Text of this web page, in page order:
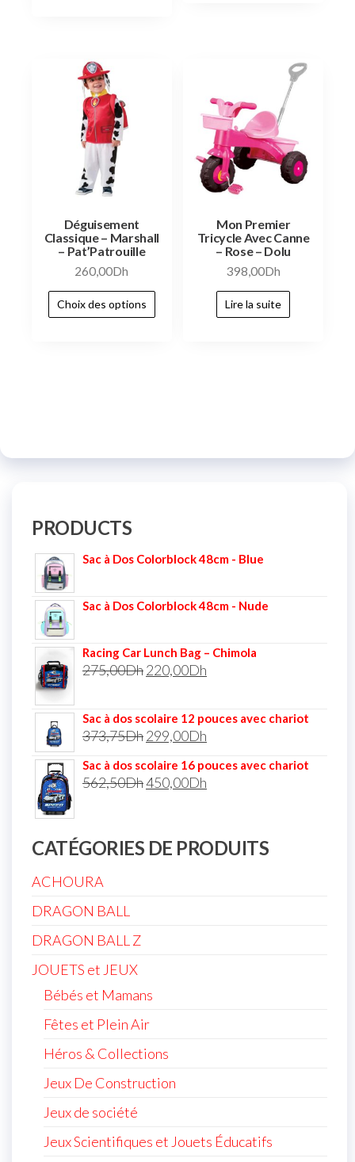
Déguisement
Classique – Marshall
– Pat’Patrouille
260,00Dh
Choix des options
Mon Premier
Tricycle Avec Canne
– Rose – Dolu
398,00Dh
Lire la suite
PRODUCTS
Sac à Dos Colorblock 48cm - Blue
Sac à Dos Colorblock 48cm - Nude
Racing Car Lunch Bag – Chimola
275,00Dh220,00Dh
Sac à dos scolaire 12 pouces avec chariot
373,75Dh299,00Dh
Sac à dos scolaire 16 pouces avec chariot
562,50Dh450,00Dh
CATÉGORIES DE PRODUITS
ACHOURA
DRAGON BALL
DRAGON BALL Z
JOUETS et JEUX
Bébés et Mamans
Fêtes et Plein Air
Héros & Collections
Jeux De Construction
Jeux de société
Jeux Scientifiques et Jouets Éducatifs